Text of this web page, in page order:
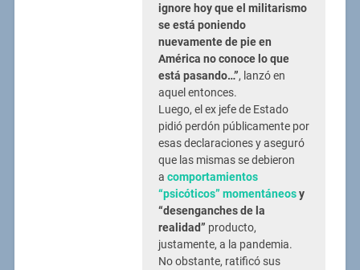
ignore hoy que el militarismo
se está poniendo
nuevamente de pie en
América no conoce lo que
está pasando…”, lanzó en
aquel entonces.
Luego, el ex jefe de Estado
pidió perdón públicamente por
esas declaraciones y aseguró
que las mismas se debieron
a comportamientos
“psicóticos” momentáneosy
“desenganches de la
realidad” producto,
justamente, a la pandemia.
No obstante, ratificó sus